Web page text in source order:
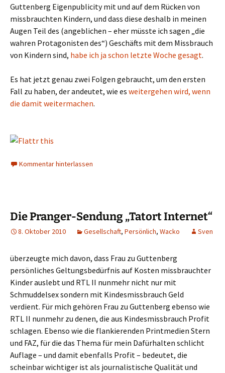
Guttenberg Eigenpublicity mit und auf dem Rücken von
missbrauchten Kindern, und dass diese deshalb in meinen
Augen Teil des (angeblichen – eher müsste ich sagen „die
wahren Protagonisten des“) Geschäfts mit dem Missbrauch
von Kindern sind, habe ich ja schon letzte Woche gesagt.
Es hat jetzt genau zwei Folgen gebraucht, um den ersten
Fall zu haben, der andeutet, wie es weitergehen wird, wenn
die damit weitermachen.
Kommentar hinterlassen
Die Pranger-Sendung „Tatort Internet“
8. Oktober 2010 Gesellschaft, Persönlich, Wacko Sven
überzeugte mich davon, dass Frau zu Guttenberg
persönliches Geltungsbedürfnis auf Kosten missbrauchter
Kinder auslebt und RTL II nunmehr nicht nur mit
Schmuddelsex sondern mit Kindesmissbrauch Geld
verdient. Für mich gehören Frau zu Guttenberg ebenso wie
RTL II nunmehr zu denen, die aus Kindesmissbrauch Profit
schlagen. Ebenso wie die flankierenden Printmedien Stern
und FAZ, für die das Thema für mein Dafürhalten schlicht
Auflage – und damit ebenfalls Profit – bedeutet, die
scheinbar wichtiger ist als journalistische Qualität und